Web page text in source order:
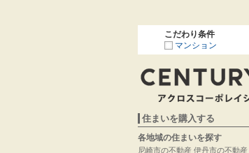
こだわり条件
マンション
住まいを購入する
各地域の住まいを探す
尼崎市の不動産 伊丹市の不動産